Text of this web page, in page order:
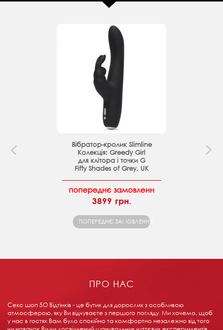
Вібратор-кролик Slimline
Колекція: Greedy Girl
для клітора і точки G
Fifty Shades of Grey, UK
попереднє замовленн
3899 грн.
ПОПЕРЕДНЄ ЗАМОВЛЕННЯ
ПРО НАС
Секс шоп 5О Відтінків - це бутик для дорослих з особливою
атмосферою, яку Ви відчуваєте з першого погляду. Ми хочемо, щоб
у нас в гостях Вам було спокійно та комфортно незалежно від того